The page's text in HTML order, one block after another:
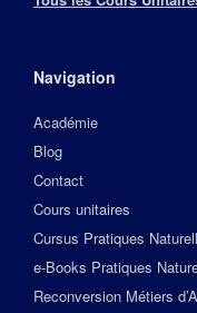
Navigation
Académie
Blog
Contact
Cours unitaires
Cursus Pratiques
e-Books Pratiques
Reconversion Métiers